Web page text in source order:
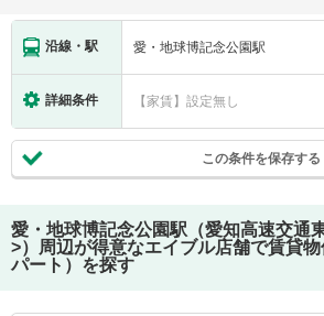
沿線・駅 愛・地球博記念公園駅
詳細条件 【家賃】設定無し
この条件を保存する
愛・地球博記念公園駅（愛知高速交通
>）
周辺が得意なエイブル店舗で賃貸
パート）を探す